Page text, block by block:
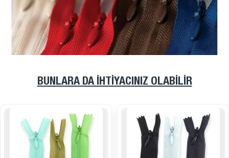
BUNLARA DA İHTIYACINIZ OLABILIR